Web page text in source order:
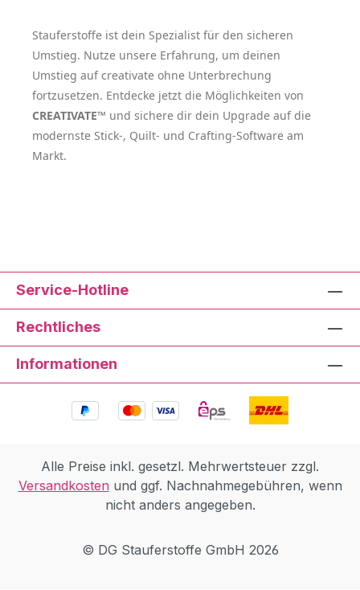
Stauferstoffe ist dein Spezialist für den sicheren
Umstieg. Nutze unsere Erfahrung, um deinen
Umstieg auf creativate ohne Unterbrechung
fortzusetzen. Entdecke jetzt die Möglichkeiten von
CREATIVATE™ und sichere dir dein Upgrade auf die
modernste Stick-, Quilt- und Crafting-Software am
Markt.
Service-Hotline
Rechtliches
Informationen
Alle Preise inkl. gesetzl. Mehrwertsteuer zzgl.
Versandkosten und ggf. Nachnahmegebühren, wenn
nicht anders angegeben.
© DG Stauferstoffe GmbH 2026